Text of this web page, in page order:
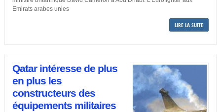
Emirats arabes unies
LIRE LA SUITE
Qatar intéresse de plus
en plus les
constructeurs des
équipements militaires